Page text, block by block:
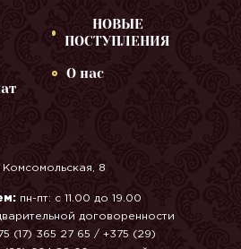
НОВЫЕ
ПОСТУПЛЕНИЯ
О нас
Комсомольская, 8
пн-пт: с 11.00 до 19.00
договоренности
(17) 365 27 65 / +375 (29)